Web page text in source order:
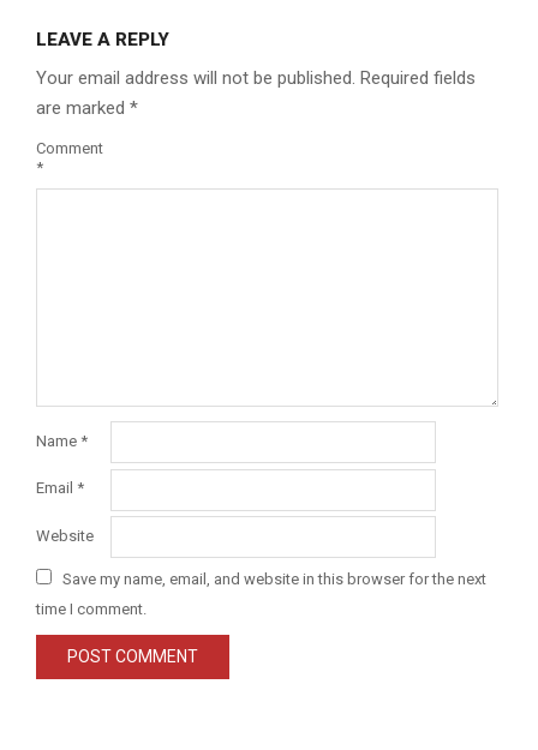
LEAVE A REPLY
Your email address will not be published. Required fields
are marked *
Comment
*
Name *
Email *
Website
Save my name, email, and website in this browser for the next
time I comment.